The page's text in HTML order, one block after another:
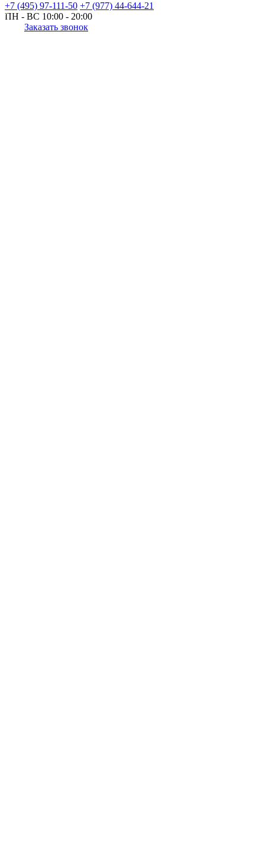
+7 (495) 97-111-50 +7 (977) 44-644-21
ПН - ВС 10:00 - 20:00
Заказать звонок